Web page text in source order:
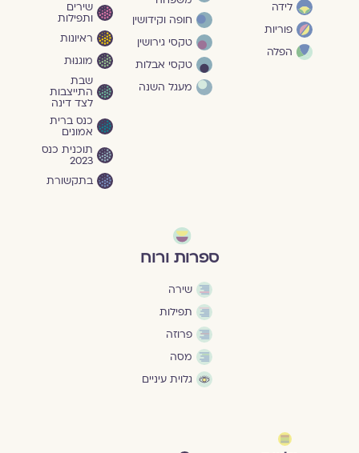
לידה
פוריות
הפלה
חופה וקידושין
טקסי גירושין
טקסי אבלות
מעגל השנה
שירים
ותפילות
ראיונות
מוגנוּת
שבת
התייצבות
לצד דינה
כנס ברית
אמונים
תוכנית כנס
2023
בתקשורת
ספרות ורוח
שירה
תפילות
פרוזה
מסה
גלוית עיניים